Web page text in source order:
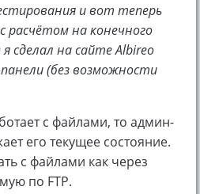
и вот теперь
расчётом на конечного
сделал на сайте Albireo
(без возможности
с файлами, то админ-
его текущее состояние.
с файлами как через
по FTP.